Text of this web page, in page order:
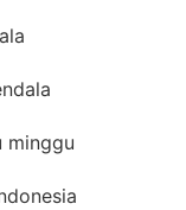
minggu